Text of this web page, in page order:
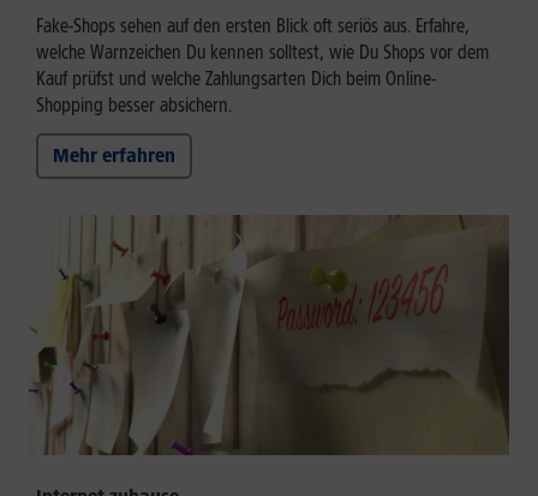
Fake-Shops sehen auf den ersten Blick oft seriös aus. Erfahre,
welche Warnzeichen Du kennen solltest, wie Du Shops vor dem
Kauf prüfst und welche Zahlungsarten Dich beim Online-
Shopping besser absichern.
Mehr erfahren